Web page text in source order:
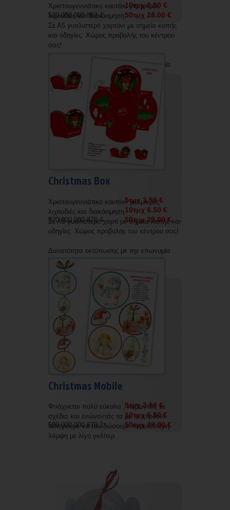
Χριστουγεννιάτικο κουτάκι για μικρές
λιχουδιές και διακόσμηση.
Σε Α5 γυαλιστερό χαρτόνι με σημεία κοπής
και οδηγίες. Χώρος προβολής του κέντρου
σας!
Δυνατότητα εκτύπωσης με την επωνυμία
σας.
10τμχ 6.50 €
50τμχ 28.00 €
520 000 000 882 1
Christmas Box
Χριστουγεννιάτικο κουτάκι για μικρές
λιχουδιές και διακόσμηση.
Σε Α5 γυαλιστερό χαρτί με σημεία κοπής και
οδηγίες. Χώρος προβολής του κέντρου σας!
Δυνατότητα εκτύπωσης με την επωνυμία
σας.
5τμχ 3.50 €
10τμχ 6.50 €
50τμχ 28.00 €
520 000 000 878 4
Christmas Mobile
Φτιάχνεται πολύ εύκολα , κόβωντας τα
σχέδια και ενώνοντάς τα με το κορδόνι.
Μπορούμε να του δώσουμε περισσότερη
λάμψη με λίγο γκλίτερ.
5τμχ 3.50 €
10τμχ 6.50 €
50τμχ 28.00 €
520 000 000 879 2